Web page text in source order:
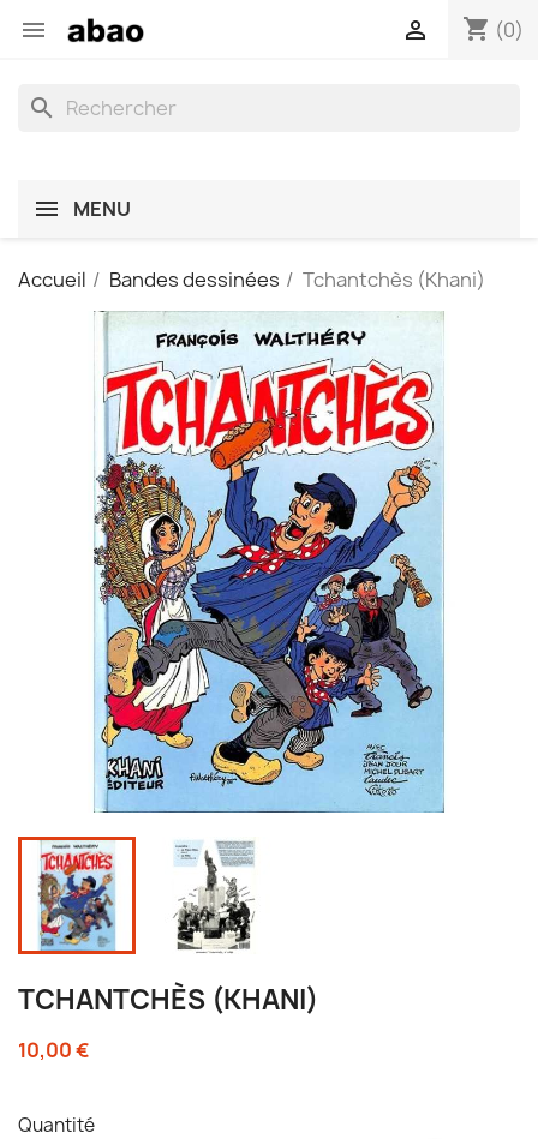
 shopping_cart (0)

search
MENU
Accueil Bandes dessinées Tchantchès (Khani)
TCHANTCHÈS (KHANI)
10,00 €
Quantité